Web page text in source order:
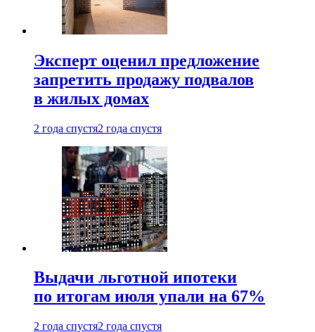
Эксперт оценил предложение
запретить продажу подвалов
в жилых домах
2 года спустя2 года спустя
Выдачи льготной ипотеки
по итогам июля упали на 67%
2 года спустя2 года спустя